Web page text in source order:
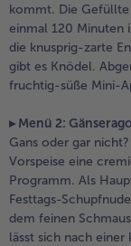
alle
alle
alle
alle
alle
alle
alle
alle
kommt. Die Gefüllte
einmal 120 Minuten
die knusprig-zarte
gibt es Knödel.
fruchtig-süße Mini-
▸ Menü 2:
Gans oder gar
Vorspeise eine
Programm. Als
Festtags-
dem feinen
lässt sich nach